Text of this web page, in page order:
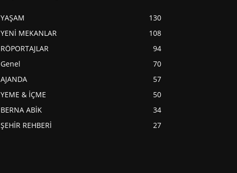
YAŞAM
130
YENİ MEKANLAR
108
RÖPORTAJLAR
94
Genel
70
AJANDA
57
YEME & İÇME
50
BERNA ABİK
34
ŞEHİR REHBERİ
27